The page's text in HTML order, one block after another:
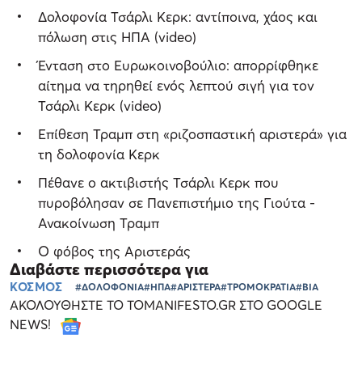
Δολοφονία Τσάρλι Κερκ: αντίποινα, χάος και
πόλωση στις ΗΠΑ (video)
Ένταση στο Ευρωκοινοβούλιο: απορρίφθηκε
αίτημα να τηρηθεί ενός λεπτού σιγή για τον
Τσάρλι Κερκ (video)
Επίθεση Τραμπ στη «ριζοσπαστική αριστερά» για
τη δολοφονία Κερκ
Πέθανε ο ακτιβιστής Τσάρλι Κερκ που
πυροβόλησαν σε Πανεπιστήμιο της Γιούτα -
Ανακοίνωση Τραμπ
Ο φόβος της Αριστεράς
Διαβάστε περισσότερα για
ΚΟΣΜΟΣ #ΔΟΛΟΦΟΝΙΑ#ΗΠΑ#ΑΡΙΣΤΕΡΑ#ΤΡΟΜΟΚΡΑΤΙΑ#ΒΙΑ
ΑΚΟΛΟΥΘΗΣΤΕ ΤΟ TOMANIFESTO.GR ΣΤΟ GOOGLE
NEWS!